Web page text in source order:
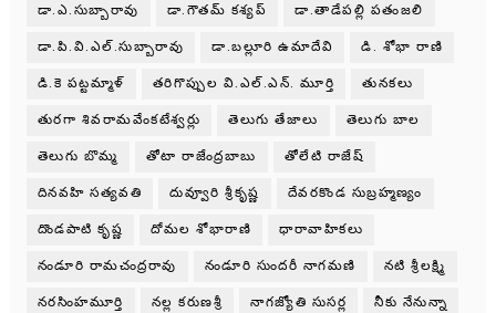
డా.ఎ.సుబ్బారావు డా.గౌతమ్ కశ్యప్ డా.తాడేపల్లి పతంజలి
డా.పి.వి.ఎల్.సుబ్బారావు డా.బల్లూరి ఉమాదేవి డి. శోభా రాణి
డి.కె పట్టమ్మాళ్ తరిగొప్పుల వి.ఎల్.ఎన్. మూర్తి తునకలు
తురగా శివరామవేంకటేశ్వర్లు తెలుగు తేజాలు తెలుగు బాల
తెలుగు బొమ్మ తోటా రాజేంద్రబాబు తోలేటి రాజేష్
దినవహి సత్యవతి దువ్వూరి శ్రీకృష్ణ దేవరకొండ సుబ్రహ్మణ్యం
దొండపాటి కృష్ణ దోమల శోభారాణి ధారావాహికలు
నండూరి రామచంద్రరావు నండూరి సుందరీ నాగమణి నటి శ్రీలక్ష్మి
నరసింహమూర్తి నల్ల కరుణశ్రీ నాగజ్యోతి సుసర్ల నీకు నేనున్నా